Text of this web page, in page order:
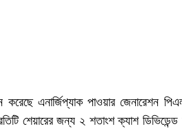
করেছে এনার্জিপ্যাক পাওয়ার জেনারেশন
শেয়ারের জন্য ২ শতাংশ ক্যাশ